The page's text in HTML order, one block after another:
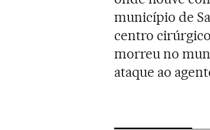
município de
centro
morreu no
ataque ao